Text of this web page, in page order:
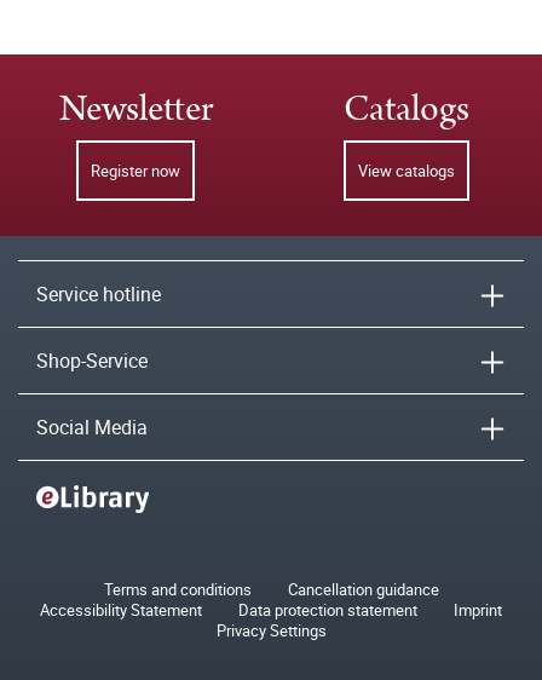
Newsletter
Register now
Catalogs
View catalogs
Service hotline
Shop-Service
Social Media
Terms and conditions
Cancellation guidance
Accessibility Statement
Data protection statement
Imprint
Privacy Settings